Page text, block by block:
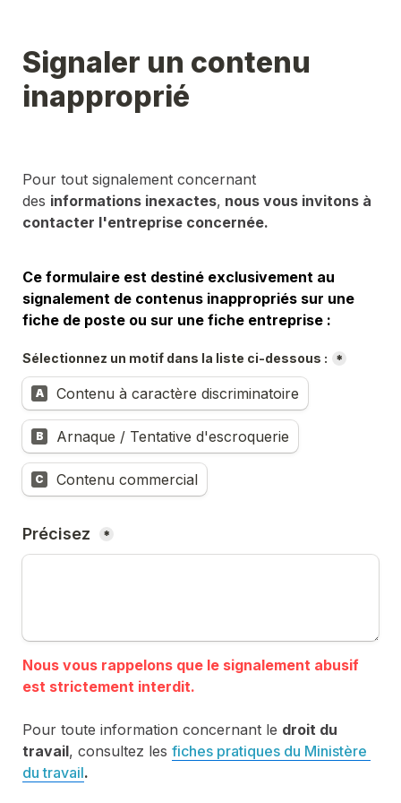
Signaler un contenu
inapproprié
Pour tout signalement concernant
des informations inexactes, nous vous invitons à
contacter l'entreprise concernée.
Ce formulaire est destiné exclusivement au
signalement de contenus inappropriés sur une
fiche de poste ou sur une fiche entreprise :
Sélectionnez un motif dans la liste ci-dessous : *
A Contenu à caractère discriminatoire
B Arnaque / Tentative d'escroquerie
C Contenu commercial
Précisez *
Nous vous rappelons que le signalement abusif
Pour toute information concernant le droit du
travail, consultez les fiches pratiques du Ministère
du travail